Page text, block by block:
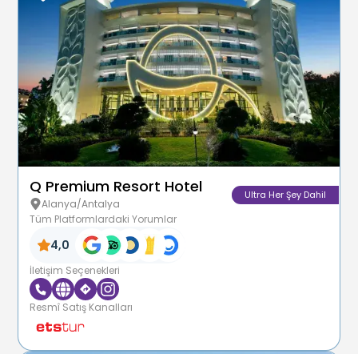
Q Premium Resort Hotel
Alanya/Antalya
Ultra Her Şey Dahil
Tüm Platformlardaki Yorumlar
4,0
İletişim Seçenekleri
Resmî Satış Kanalları